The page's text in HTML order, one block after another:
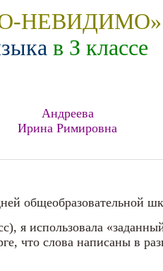
НЕВИДИМО»
в З классе
Андреева
Ирина Римировна
общеобразовательной
я использовала
что слова написаны в